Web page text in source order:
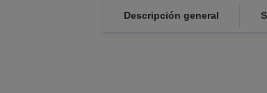
Descripción general